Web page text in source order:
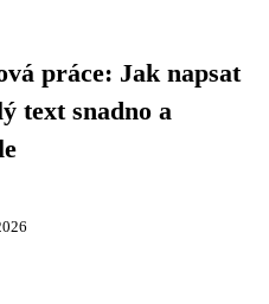
práce: Jak napsat
text snadno a